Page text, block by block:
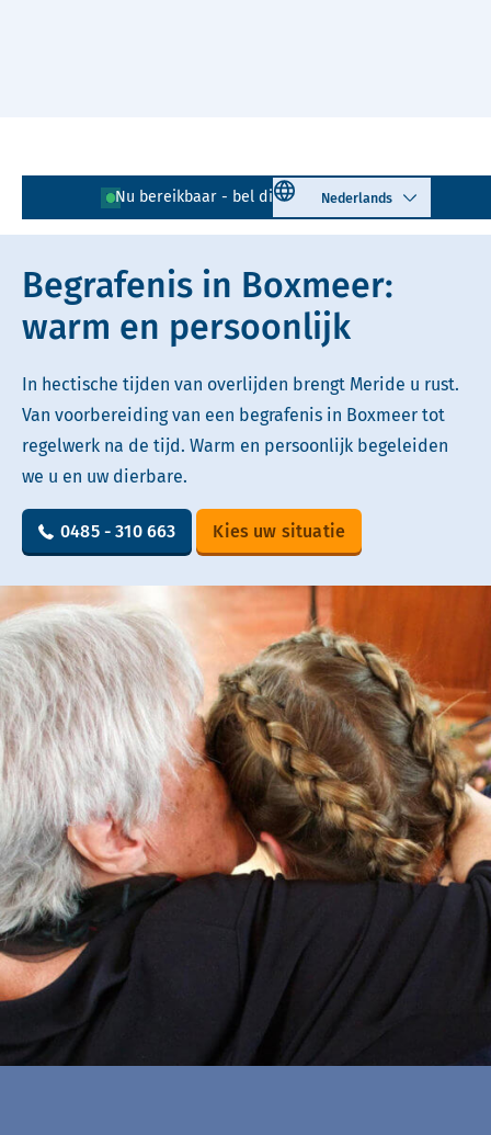
Nu bereikbaar - bel direct! 0485 - 310 663
Select language
Lees voor Uitleg woorden
Simpele tekst
Begrafenis in Boxmeer:
warm en persoonlijk
In hectische tijden van overlijden brengt Meride u rust.
Van voorbereiding van een begrafenis in Boxmeer tot
regelwerk na de tijd. Warm en persoonlijk begeleiden
we u en uw dierbare.
0485 - 310 663 Kies uw situatie